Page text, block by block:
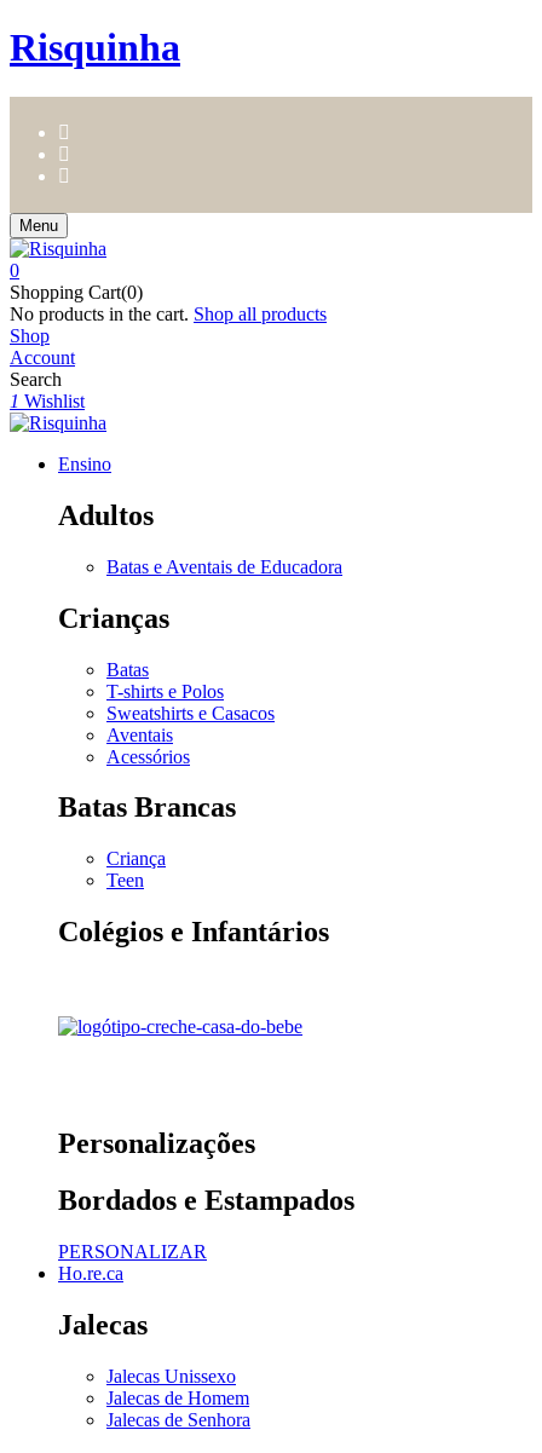
Risquinha
Menu
0
Shopping Cart(0)
No products in the cart. Shop all products
Shop
Account
Search
1 Wishlist
Ensino
Adultos
Batas e Aventais de Educadora
Crianças
Batas
T-shirts e Polos
Sweatshirts e Casacos
Aventais
Acessórios
Batas Brancas
Criança
Teen
Colégios e Infantários
Personalizações
Bordados e Estampados
PERSONALIZAR
Ho.re.ca
Jalecas
Jalecas Unissexo
Jalecas de Homem
Jalecas de Senhora